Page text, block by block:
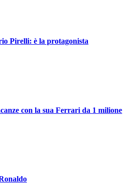
Pirelli: è la protagonista
con la sua Ferrari da 1 milione